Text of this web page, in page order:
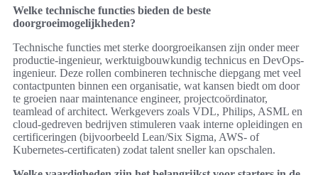
Welke technische functies bieden de beste
doorgroeimogelijkheden?
Technische functies met sterke doorgroeikansen zijn onder meer
productie-ingenieur, werktuigbouwkundig technicus en DevOps-
ingenieur. Deze rollen combineren technische diepgang met veel
contactpunten binnen een organisatie, wat kansen biedt om door
te groeien naar maintenance engineer, projectcoördinator,
teamlead of architect. Werkgevers zoals VDL, Philips, ASML en
cloud-gedreven bedrijven stimuleren vaak interne opleidingen en
certificeringen (bijvoorbeeld Lean/Six Sigma, AWS- of
Kubernetes-certificaten) zodat talent sneller kan opschalen.